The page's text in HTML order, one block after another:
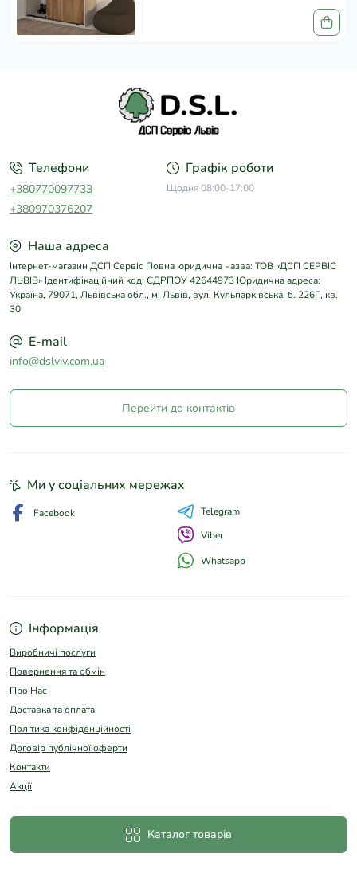
Телефони
+380770097733
+380970376207
Графік роботи
Щодня 08:00-17:00
Наша адреса
Інтернет-магазин ДСП Сервіс Повна юридична назва: ТОВ «ДСП СЕРВІС
ЛЬВІВ» Ідентифікаційний код: ЄДРПОУ 42644973 Юридична адреса:
Україна, 79071, Львівська обл., м. Львів, вул. Кульпарківська, б. 226Г, кв.
30
E-mail
info@dslviv.com.ua
Перейти до контактів
Інформація
Виробничі послуги
Повернення та обмін
Про Нас
Доставка та оплата
Політика конфіденційності
Договір публічної оферти
Контакти
Акції
Каталог товарів
Ми у соціальних мережах
Facebook
Telegram
Viber
Whatsapp